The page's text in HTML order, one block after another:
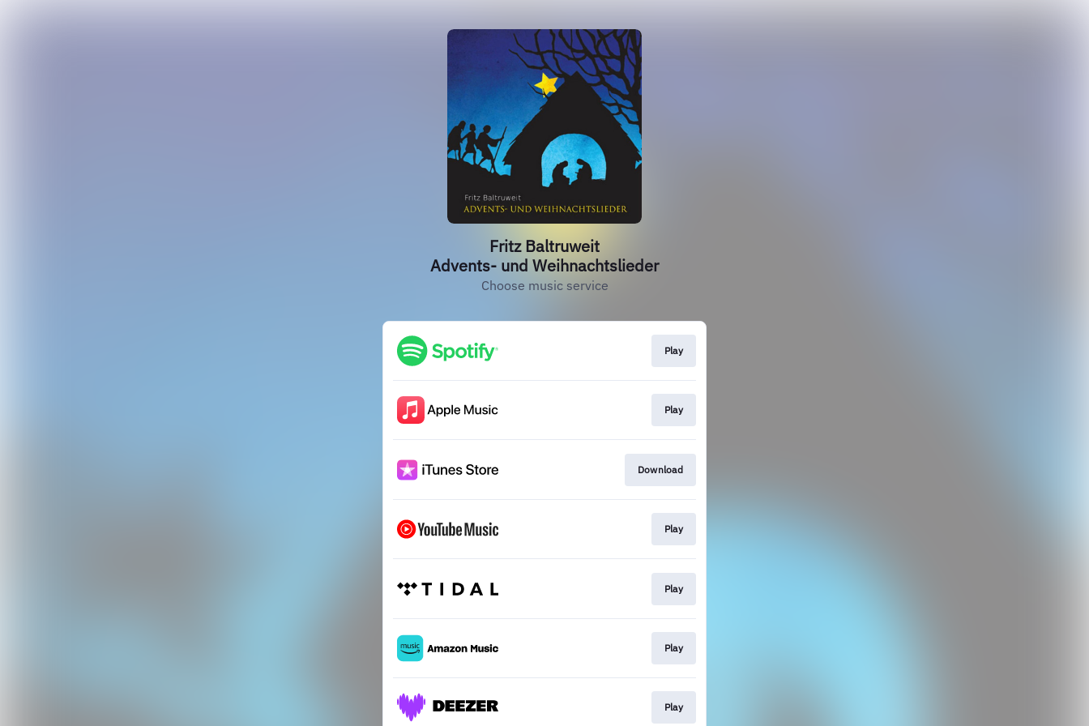
Fritz Baltruweit
Advents- und Weihnachtslieder
Choose music service
Play
Play
Download
Play
Play
Play
Play